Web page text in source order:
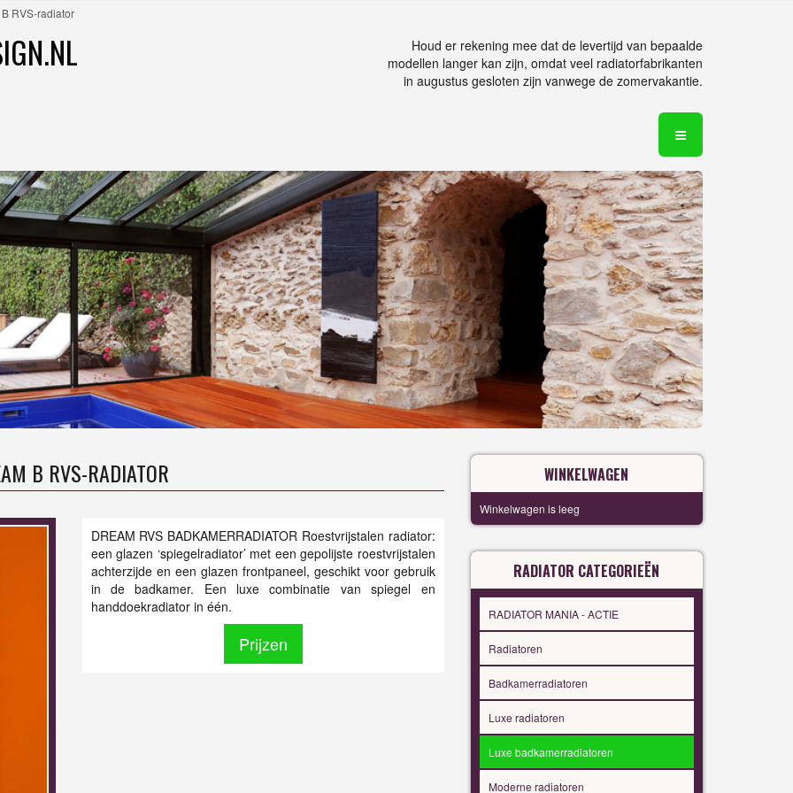
RVS-radiator
Houd er rekening mee dat de levertijd van bepaalde
modellen langer kan zijn, omdat veel radiatorfabrikanten
in augustus gesloten zijn vanwege de zomervakantie.
B RVS-RADIATOR
DREAM RVS BADKAMERRADIATOR Roestvrijstalen radiator:
een glazen ‘spiegelradiator’ met een gepolijste roestvrijstalen
achterzijde en een glazen frontpaneel, geschikt voor gebruik
in de badkamer. Een luxe combinatie van spiegel en
handdoekradiator in één.
Prijzen
WINKELWAGEN
Winkelwagen is leeg
RADIATOR CATEGORIEËN
RADIATOR MANIA - ACTIE
Radiatoren
Badkamerradiatoren
Luxe radiatoren
Luxe badkamerradiatoren
Moderne radiatoren